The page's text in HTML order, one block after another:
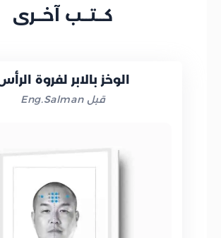
كــتــب آخــرى
الوخز بالابر لفروة
قبل Eng.Salman